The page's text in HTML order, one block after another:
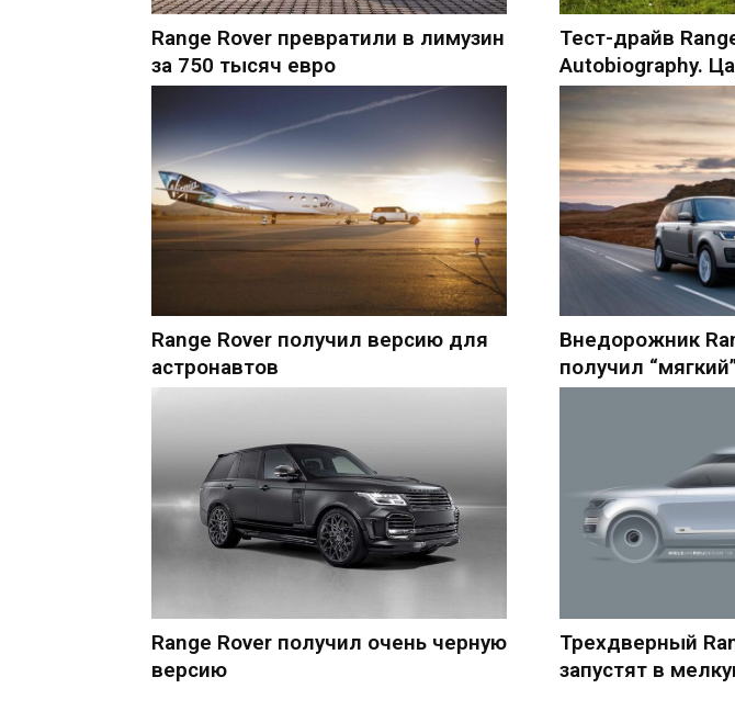
Range Rover превратили в лимузин
за 750 тысяч евро
Тест-драйв
Autobiography.
Range Rover получил версию для
астронавтов
Внедорожник
получил
Range Rover получил очень черную
версию
Трехдверный
запустят в